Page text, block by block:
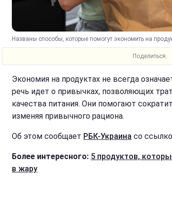
Названы способы, которые помогут экономить на
Поделиться:
Экономия на продуктах не всегда
речь идет о привычках, позволяющих
качества питания. Они помогают
изменяя привычного рациона.
Об этом сообщает РБК-Украина со
Более интересного: 5 продуктов,
в жару